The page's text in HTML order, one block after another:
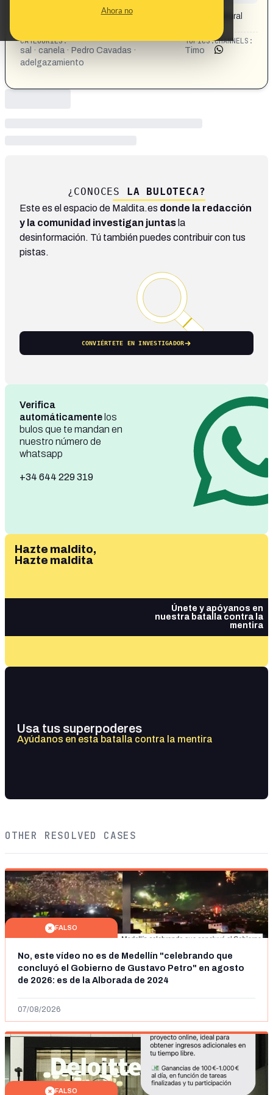
Ahora no
El doctor Cavadas anuncia Formaksil, un producto natural
CATEGORIES:
sal · canela · Pedro Cavadas ·
adelgazamiento
TOPICS:
Timo
CHANNELS:
¿CONOCES LA BULOTECA?
Este es el espacio de Maldita.es donde la redacción
y la comunidad investigan juntas la
desinformación. Tú también puedes contribuir con tus
pistas.
CONVIÉRTETE EN INVESTIGADOR
Verifica
automáticamente los
bulos que te mandan en
nuestro número de
whatsapp
+34 644 229 319
Hazte maldito,
Hazte maldita
Únete y apóyanos en
nuestra batalla contra la
mentira
Usa tus superpoderes
Ayúdanos en esta batalla contra la mentira
OTHER RESOLVED CASES
FALSO
No, este vídeo no es de Medellín "celebrando que
concluyó el Gobierno de Gustavo Petro" en agosto
de 2026: es de la Alborada de 2024
07/08/2026
FALSO